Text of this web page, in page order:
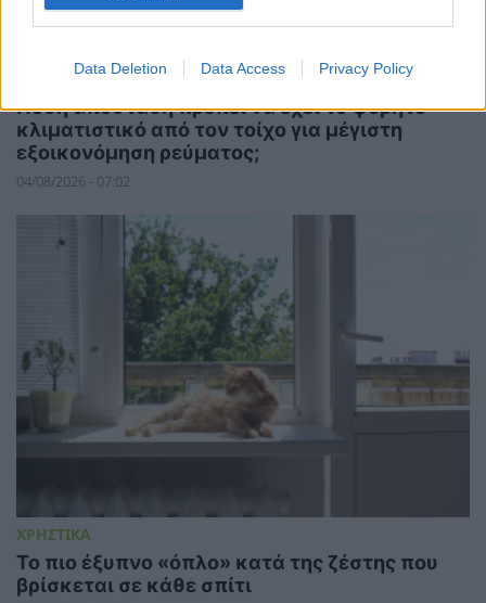
Data Deletion Data Access Privacy Policy
ΧΡΗΣΤΙΚΑ
Πόση απόσταση πρέπει να έχει το φορητό
κλιματιστικό από τον τοίχο για μέγιστη
εξοικονόμηση ρεύματος;
04/08/2026 - 07:02
ΧΡΗΣΤΙΚΑ
To πιο έξυπνο «όπλο» κατά της ζέστης που
βρίσκεται σε κάθε σπίτι